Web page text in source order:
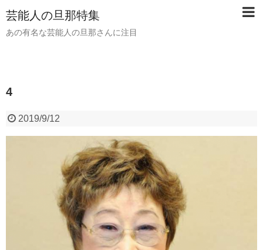
芸能人の旦那特集
あの有名な芸能人の旦那さんに注目
4
2019/9/12